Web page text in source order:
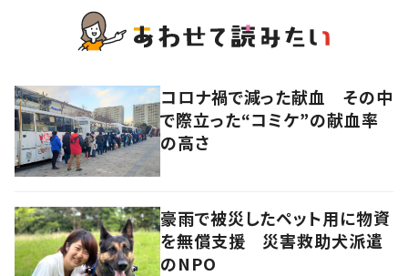
コロナ禍で減った献血 その中
で際立った“コミケ”の献血率
の高さ
豪雨で被災したペット用に物資
を無償支援 災害救助犬派遣
のNPO